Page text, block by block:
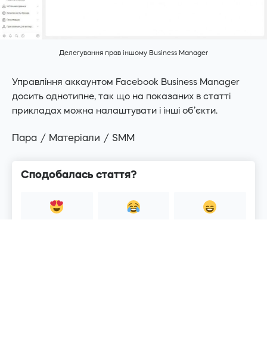
Делегування прав іншому Business Manager
Управління аккаунтом Facebook Business Manager
досить однотипне, так що на показаних в статті
прикладах можна налаштувати і інші об’єкти.
Пара Матеріали SMM
Сподобалась стаття?